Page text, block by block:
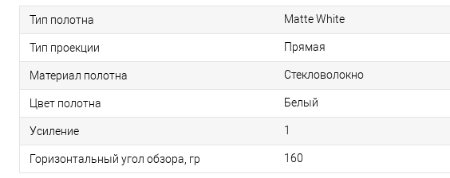
Тип полотна Matte White
Тип проекции Прямая
Материал полотна Стекловолокно
Цвет полотна Белый
Усиление 1
Горизонтальный угол обзора, гр 160